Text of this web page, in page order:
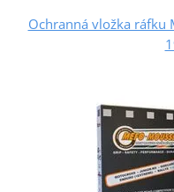
Ochranná vložka ráfku